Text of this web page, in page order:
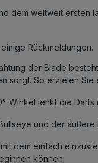
dem weltweit ersten
Rückmeldungen.
der Blade
sorgt. So erzielen Sie
Winkel lenkt die
und der
dem einfach
können.